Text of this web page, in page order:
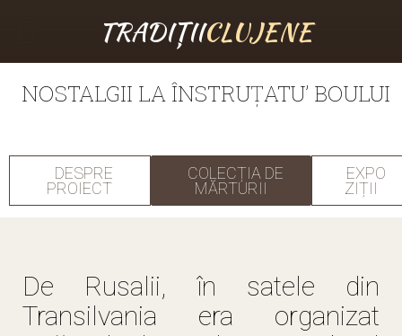
TRADIȚIICLUJENE
NOSTALGII LA ÎNSTRUȚATU’ BOULUI
DESPRE
PROIECT
COLECȚIA DE
MĂRTURII
EXPO
ZIȚII
De Rusalii, în satele din
Transilvania era organizat